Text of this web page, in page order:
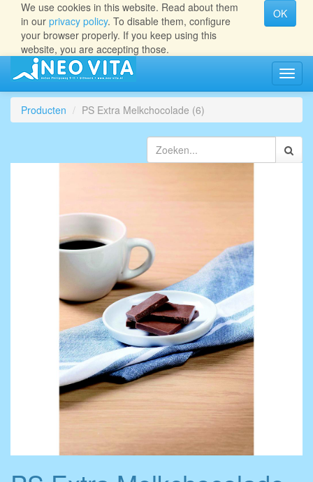
We use cookies in this website. Read about them
in our privacy policy. To disable them, configure
your browser properly. If you keep using this
website, you are accepting those.
OK
aan/
Producten
PS Extra Melkchocolade (6)